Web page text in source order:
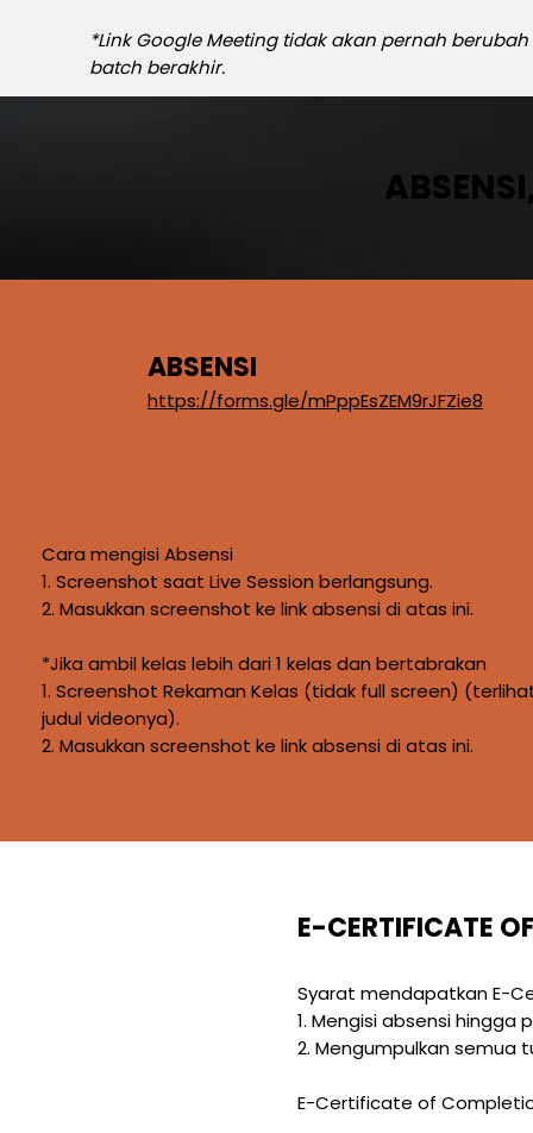
*Link Google Meeting tidak akan pernah
batch berakhir.
ABSENSI
https://forms.gle/mPppEsZEM9rJFZie8
Cara mengisi Absensi
1. Screenshot saat Live Session berlangsung.
2. Masukkan screenshot ke link absensi di atas ini.
*Jika ambil kelas lebih dari 1 kelas dan bertabrakan
1. Screenshot Rekaman Kelas (tidak full screen)
judul videonya).
2. Masukkan screenshot ke link absensi di atas ini.
E-CERTIFICATE
Syarat mendapatkan E-
1. Mengisi absensi hingga
2. Mengumpulkan semua
E-Certificate of